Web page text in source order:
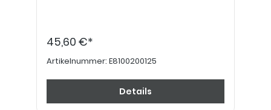
45,60 €*
Artikelnummer: E8100200125
Details